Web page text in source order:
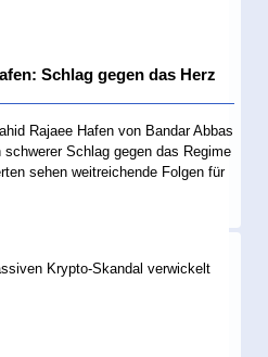
Schlag gegen das Herz
Rajaee Hafen von Bandar Abbas
Schlag gegen das Regime
sehen weitreichende Folgen für